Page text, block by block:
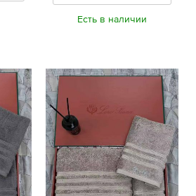
Есть в наличии